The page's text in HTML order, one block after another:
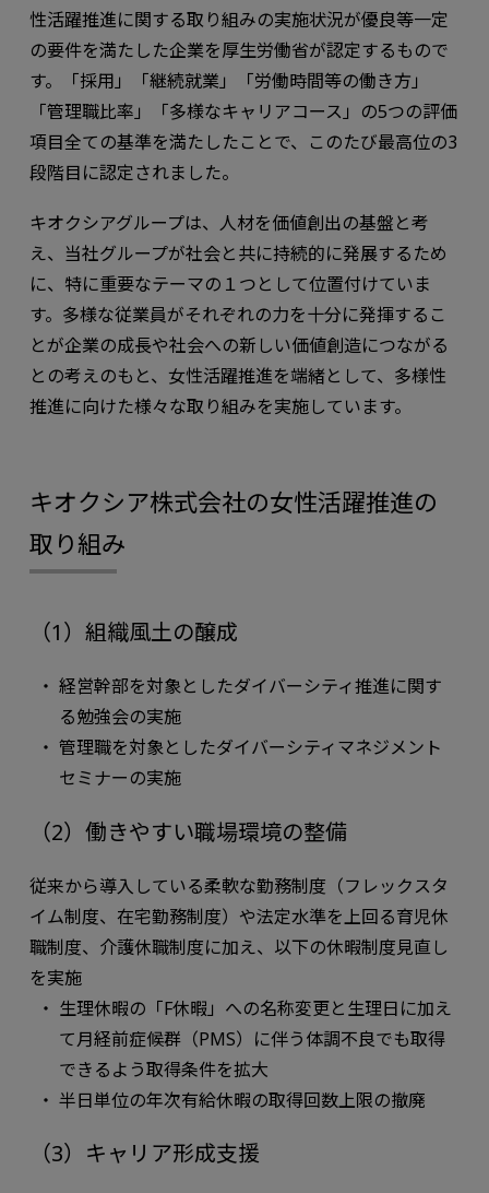
性活躍推進に関する取り組みの実施状況が優良等一定
の要件を満たした企業を厚生労働省が認定するもので
す。「採用」「継続就業」「労働時間等の働き方」
「管理職比率」「多様なキャリアコース」の5つの評価
項目全ての基準を満たしたことで、このたび最高位の3
段階目に認定されました。
キオクシアグループは、人材を価値創出の基盤と考
え、当社グループが社会と共に持続的に発展するため
に、特に重要なテーマの１つとして位置付けていま
す。多様な従業員がそれぞれの力を十分に発揮するこ
とが企業の成長や社会への新しい価値創造につながる
との考えのもと、女性活躍推進を端緒として、多様性
推進に向けた様々な取り組みを実施しています。
キオクシア株式会社の女性活躍推進の
取り組み
（1）組織風土の醸成
経営幹部を対象としたダイバーシティ推進に関す
る勉強会の実施
管理職を対象としたダイバーシティマネジメント
セミナーの実施
（2）働きやすい職場環境の整備
従来から導入している柔軟な勤務制度（フレックスタ
イム制度、在宅勤務制度）や法定水準を上回る育児休
職制度、介護休職制度に加え、以下の休暇制度見直し
を実施
生理休暇の「F休暇」への名称変更と生理日に加え
て月経前症候群（PMS）に伴う体調不良でも取得
できるよう取得条件を拡大
半日単位の年次有給休暇の取得回数上限の撤廃
（3）キャリア形成支援